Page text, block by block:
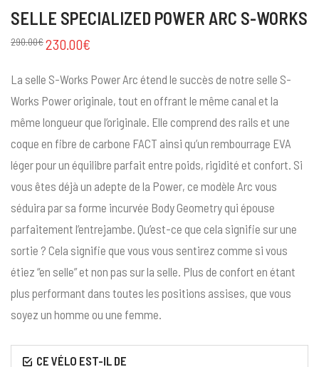
SELLE SPECIALIZED POWER ARC S-WORKS
290.00€230.00€
La selle S-Works Power Arc étend le succès de notre selle S-
Works Power originale, tout en offrant le même canal et la
même longueur que l’originale. Elle comprend des rails et une
coque en fibre de carbone FACT ainsi qu’un rembourrage EVA
léger pour un équilibre parfait entre poids, rigidité et confort. Si
vous êtes déjà un adepte de la Power, ce modèle Arc vous
séduira par sa forme incurvée Body Geometry qui épouse
parfaitement l’entrejambe. Qu’est-ce que cela signifie sur une
sortie ? Cela signifie que vous vous sentirez comme si vous
étiez “en selle” et non pas sur la selle. Plus de confort en étant
plus performant dans toutes les positions assises, que vous
soyez un homme ou une femme.